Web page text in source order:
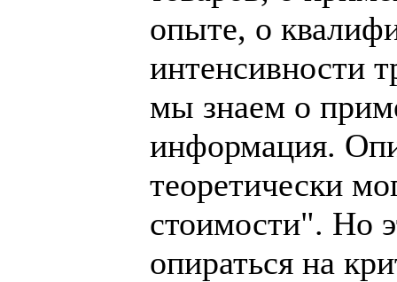
опыте, о
интенсивности
мы знаем о
информация.
теоретически
стоимости". Но
опираться на